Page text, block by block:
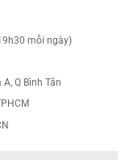
mỗi ngày)
Q Bình Tân